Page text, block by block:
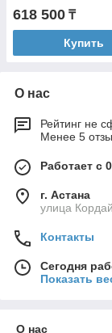
618 500 ₸
Купить
О нас
Рейтинг не
Менее 5
Работает с
г. Астана
улица
Контакты
Сегодня
Показать
О нас